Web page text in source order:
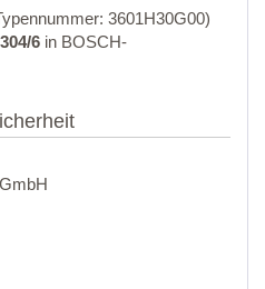
3601H30G00)
6 in BOSCH-